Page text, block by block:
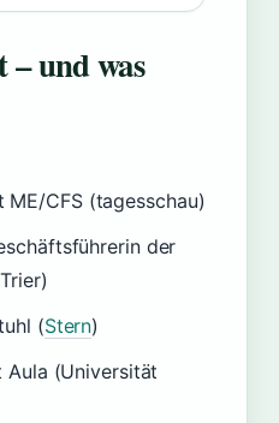
– und was
ME/CFS (tagesschau)
der
(Stern)
Aula (Universität